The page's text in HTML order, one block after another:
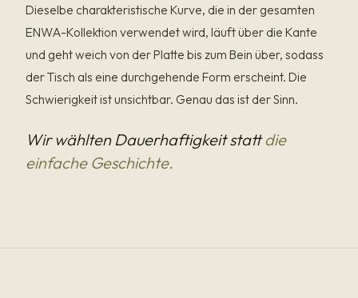
Dieselbe charakteristische Kurve, die in der gesamten
ENWA-Kollektion verwendet wird, läuft über die Kante
und geht weich von der Platte bis zum Bein über, sodass
der Tisch als eine durchgehende Form erscheint. Die
Schwierigkeit ist unsichtbar. Genau das ist der Sinn.
Wir wählten Dauerhaftigkeit stattdie
einfache Geschichte.